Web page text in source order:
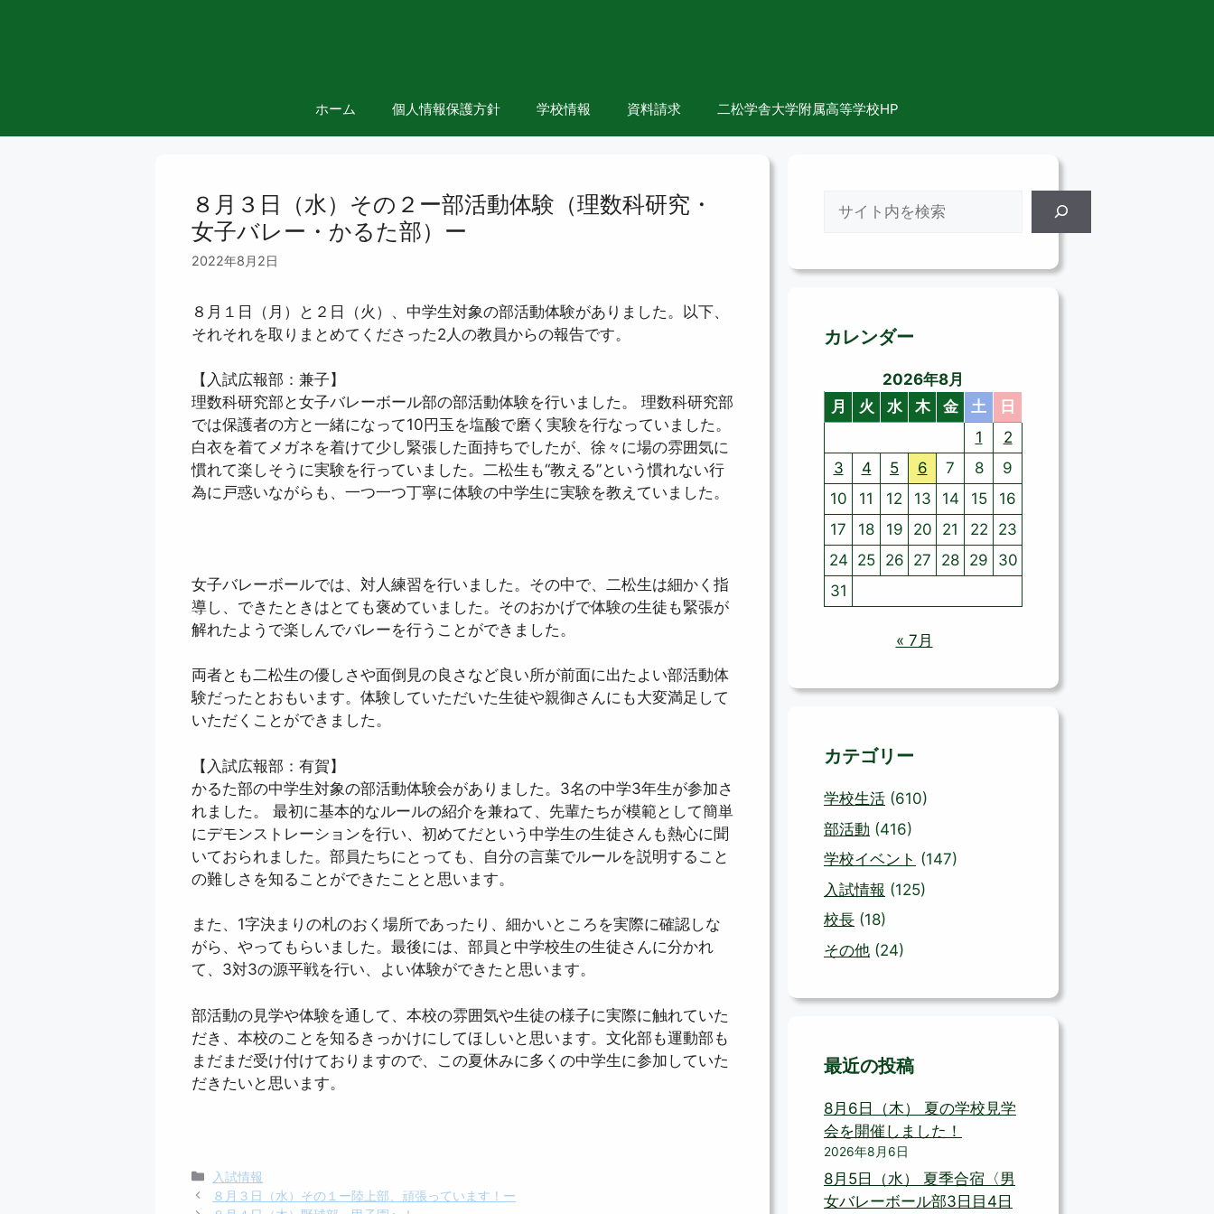
ホーム 個人情報保護方針 学校情報 資料請求 二松学舎大学附属高等学校HP
８月３日（水）その２ー部活動体験（理数科研究・
女子バレー・かるた部）ー
2022年8月2日
８月１日（月）と２日（火）、中学生対象の部活動体験がありました。以下、
それそれを取りまとめてくださった2人の教員からの報告です。
【入試広報部：兼子】
理数科研究部と女子バレーボール部の部活動体験を行いました。 理数科研究部
では保護者の方と一緒になって10円玉を塩酸で磨く実験を行なっていました。
白衣を着てメガネを着けて少し緊張した面持ちでしたが、徐々に場の雰囲気に
慣れて楽しそうに実験を行っていました。二松生も“教える”という慣れない行
為に戸惑いながらも、一つ一つ丁寧に体験の中学生に実験を教えていました。
女子バレーボールでは、対人練習を行いました。その中で、二松生は細かく指
導し、できたときはとても褒めていました。そのおかげで体験の生徒も緊張が
解れたようで楽しんでバレーを行うことができました。
両者とも二松生の優しさや面倒見の良さなど良い所が前面に出たよい部活動体
験だったとおもいます。体験していただいた生徒や親御さんにも大変満足して
いただくことができました。
【入試広報部：有賀】
かるた部の中学生対象の部活動体験会がありました。3名の中学3年生が参加さ
れました。 最初に基本的なルールの紹介を兼ねて、先輩たちが模範として簡単
にデモンストレーションを行い、初めてだという中学生の生徒さんも熱心に聞
いておられました。部員たちにとっても、自分の言葉でルールを説明すること
の難しさを知ることができたことと思います。
また、1字決まりの札のおく場所であったり、細かいところを実際に確認しな
がら、やってもらいました。最後には、部員と中学校生の生徒さんに分かれ
て、3対3の源平戦を行い、よい体験ができたと思います。
部活動の見学や体験を通して、本校の雰囲気や生徒の様子に実際に触れていた
だき、本校のことを知るきっかけにしてほしいと思います。文化部も運動部も
まだまだ受け付けておりますので、この夏休みに多くの中学生に参加していた
だきたいと思います。
カ
テ
入試情報
８月３日（水）その１ー陸上部、頑張っています！ー
カレンダー
2026年8月
月
火 水 木 金 土
日
1
2
3
4 5 6 7 8
9
10
11 12 13 14 15
16
17
18 19 20 21 22
23
24 25 26 27 28 29
30
31
« 7月
カテゴリー
学校生活 (610)
部活動 (416)
学校イベント (147)
入試情報 (125)
校長 (18)
その他 (24)
最近の投稿
8月6日（木） 夏の学校見学
会を開催しました！
2026年8月6日
8月5日（水） 夏季合宿〈男
女バレーボール部3日目4日